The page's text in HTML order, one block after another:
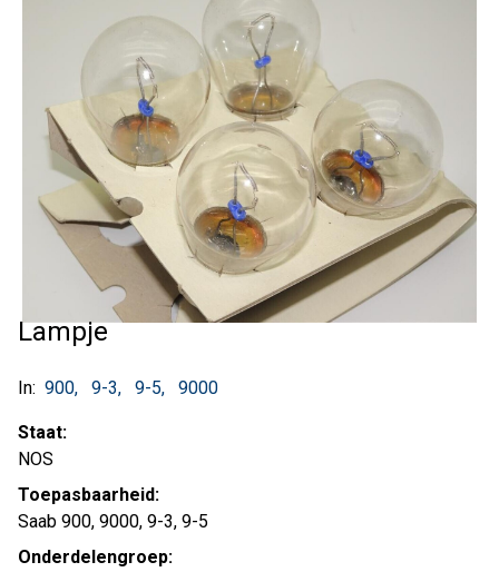
Lampje
In: 900 9-3 9-5 9000
Staat:
NOS
Toepasbaarheid:
Saab 900, 9000, 9-3, 9-5
Onderdelengroep: